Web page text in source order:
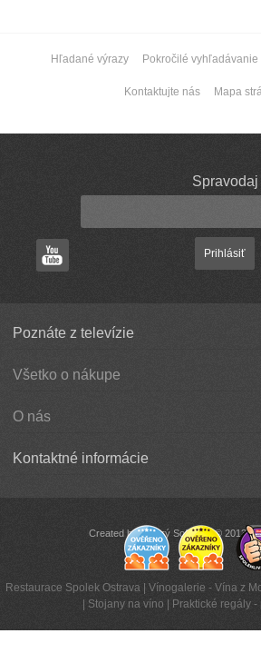
Hľadané výrazy Pokročilé vyhľadávanie
Kontaktujte nás Mapa
Spravodaj
Prihlásiť
Poznáte z televízie
Všetko o nákupe
O nás
Kontaktné informácie
Created by Chytrý Software © 2013
Restaurace Spolek Ostrava |Vínogalerie - Vína z
Stojany na víno Praktické regály